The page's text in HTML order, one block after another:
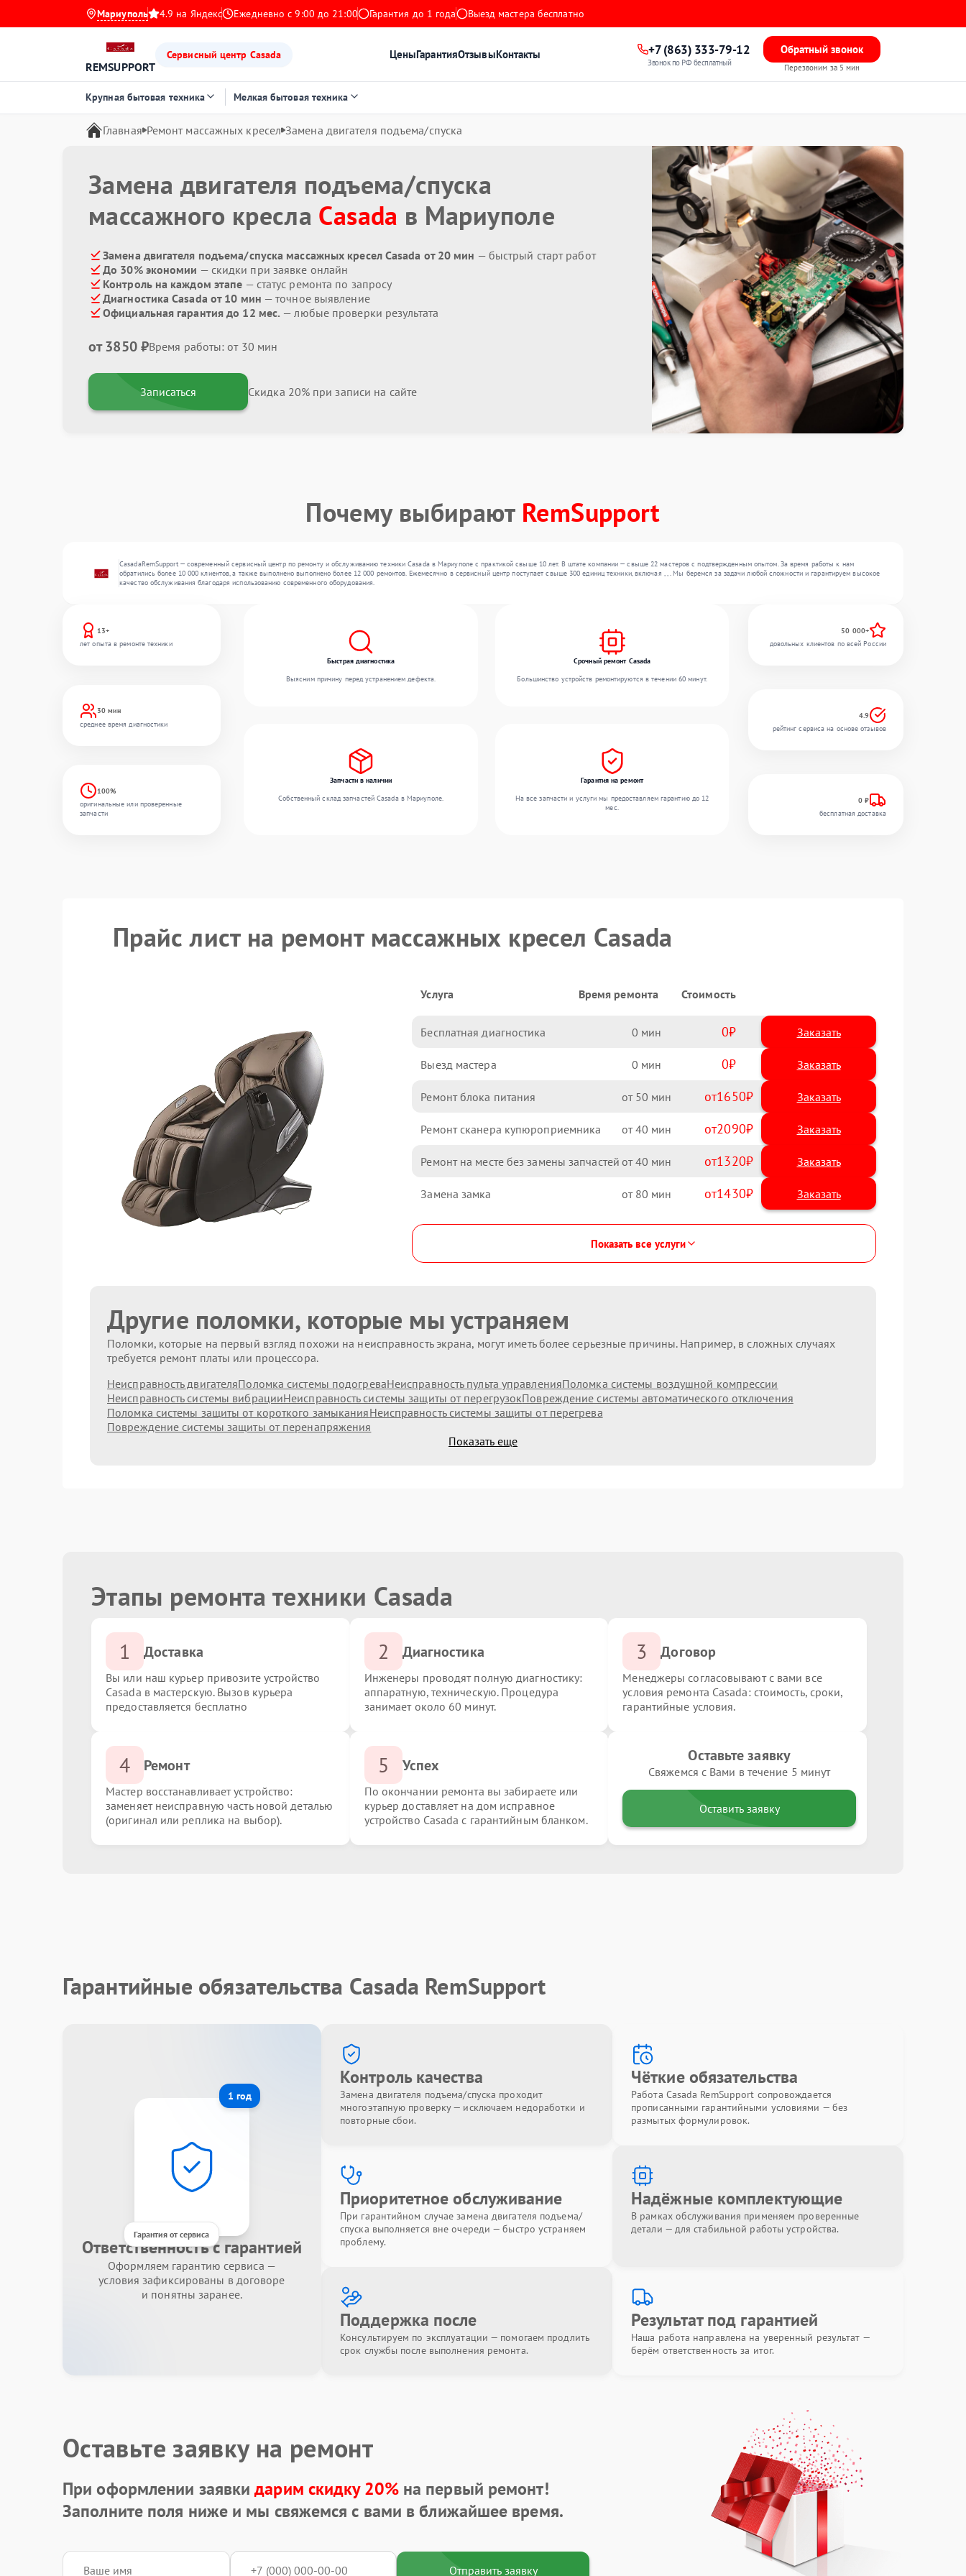
Мариуполь 4.9 на Яндекс Ежедневно с 9:00 до 21:00 Гарантия до 1 года Выезд мастера бесплатно
REMSUPPORT
Сервисный центр Casada ЦеныГарантияОтзывыКонтакты +7 (863) 333-79-12
Звонок по РФ бесплатный
Обратный звонок
Перезвоним за 5 мин
Крупная бытовая техника Мелкая бытовая техника
Главная Ремонт массажных кресел Замена двигателя подъема/спуска
Замена двигателя подъема/спуска
массажного кресла Casada в Мариуполе
Замена двигателя подъема/спуска массажных кресел Casada от 20 мин — быстрый старт работ
До 30% экономии — скидки при заявке онлайн
Контроль на каждом этапе — статус ремонта по запросу
Диагностика Casada от 10 мин — точное выявление
Официальная гарантия до 12 мес. — любые проверки результата
от 3850 ₽Время работы: от 30 мин
Записаться Скидка 20% при записи на сайте
Почему выбирают RemSupport
CasadaRemSupport — современный сервисный центр по ремонту и обслуживанию техники Casada в Мариуполе с практикой свыше 10 лет. В штате компании — свыше 22 мастеров с подтвержденным опытом. За время работы к нам
обратились более 10 000 клиентов, а также выполнено выполнено более 12 000 ремонтов. Ежемесячно в сервисный центр поступает свыше 300 единиц техники, включая , , . Мы беремся за задачи любой сложности и гарантируем высокое
качество обслуживания благодаря использованию современного оборудования.
13+
лет опыта в ремонте техники
30 мин
среднее время диагностики
100%
оригинальные или проверенные
запчасти
Быстрая диагностика
Выясним причину перед устранением дефекта.
Срочный ремонт Casada
Большинство устройств ремонтируются в течении 60 минут.
Запчасти в наличии
Собственный склад запчастей Casada в Мариуполе.
Гарантия на ремонт
На все запчасти и услуги мы предоставляем гарантию до 12
мес.
50 000+
довольных клиентов по всей России
4.9
рейтинг сервиса на основе отзывов
0 ₽
бесплатная доставка
Прайс лист на ремонт массажных кресел Casada
Услуга Время ремонта Стоимость
Бесплатная диагностика 0 0 Заказать
Выезд мастера 0 0 Заказать
Ремонт блока питания 50 1650
Ремонт сканера купюроприемника 40 2090
Ремонт на месте без замены запчастей 40 1320
Замена замка 80 1430
Показать все услуги
Другие поломки, которые мы устраняем
Поломки, которые на первый взгляд похожи на неисправность экрана, могут иметь более серьезные причины. Например, в сложных случаях
требуется ремонт платы или процессора.
Неисправность двигателяПоломка системы подогреваНеисправность пульта управленияПоломка системы воздушной компрессии
Неисправность системы вибрацииНеисправность системы защиты от перегрузокПовреждение системы автоматического отключения
Поломка системы защиты от короткого замыканияНеисправность системы защиты от перегрева
Повреждение системы защиты от перенапряжения
Показать еще
Этапы ремонта техники Casada
1 Доставка
Вы или наш курьер привозите устройство
Casada в мастерскую. Вызов курьера
предоставляется бесплатно
2 Диагностика
Инженеры проводят полную диагностику:
аппаратную, техническую. Процедура
занимает около 60 минут.
3 Договор
Менеджеры согласовывают с вами все
условия ремонта Casada: стоимость, сроки,
гарантийные условия.
4 Ремонт
Мастер восстанавливает устройство:
заменяет неисправную часть новой деталью
(оригинал или реплика на выбор).
5 Успех
По окончании ремонта вы забираете или
курьер доставляет на дом исправное
устройство Casada с гарантийным бланком.
Оставьте заявку
Свяжемся с Вами в течение 5 минут
Оставить заявку
Гарантийные обязательства Casada RemSupport
1 год
Гарантия от сервиса
Ответственность с гарантией
Оформляем гарантию сервиса —
условия зафиксированы в договоре
и понятны заранее.
Контроль качества
Замена двигателя подъема/спуска проходит
многоэтапную проверку — исключаем недоработки и
повторные сбои.
Чёткие обязательства
Работа Casada RemSupport сопровождается
прописанными гарантийными условиями — без
размытых формулировок.
Приоритетное обслуживание
При гарантийном случае замена двигателя подъема/
спуска выполняется вне очереди — быстро устраняем
проблему.
Надёжные комплектующие
В рамках обслуживания применяем проверенные
детали — для стабильной работы устройства.
Поддержка после
Консультируем по эксплуатации — помогаем продлить
срок службы после выполнения ремонта.
Результат под гарантией
Наша работа направлена на уверенный результат —
берём ответственность за итог.
Оставьте заявку на ремонт
При оформлении заявкидарим скидку 20%на первый ремонт!
Заполните поля ниже и мы свяжемся с вами в ближайшее время.
Отправить заявку